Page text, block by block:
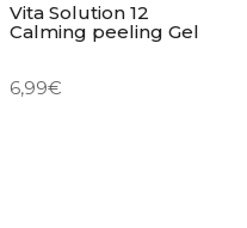
Vita Solution 12
Calming peeling Gel
6,99€